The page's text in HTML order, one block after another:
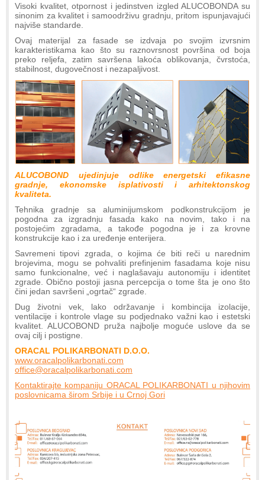
Visoki kvalitet, otpornost i jedinstven izgled ALUCOBONDA su
sinonim za kvalitet i samoodrživu gradnju, pritom ispunjavajući
najviše standarde.
Ovaj materijal za fasade se izdvaja po svojim izvrsnim
karakteristikama kao što su raznovrsnost površina od boja
preko reljefa, zatim savršena lakoća oblikovanja, čvrstoća,
stabilnost, dugovečnost i nezapaljivost.
ALUCOBOND ujedinjuje odlike energetski efikasne
gradnje, ekonomske isplativosti i arhitektonskog
kvaliteta.
Tehnika gradnje sa aluminijumskom podkonstrukcijom je
pogodna za izgradnju fasada kako na novim, tako i na
postojećim zgradama, a takođe pogodna je i za krovne
konstrukcije kao i za uređenje enterijera.
Savremeni tipovi zgrada, o kojima će biti reči u narednim
brojevima, mogu se pohvaliti prefinjenim fasadama koje nisu
samo funkcionalne, već i naglašavaju autonomiju i identitet
zgrade. Obično postoji jasna percepcija o tome šta je ono što
čini jedan savršeni „ogrtač“ zgrade.
Dug životni vek, lako održavanje i kombincija izolacije,
ventilacije i kontrole vlage su podjednako važni kao i estetski
kvalitet. ALUCOBOND pruža najbolje moguće uslove da se
ovaj cilj i postigne.
ORACAL POLIKARBONATI D.O.O.
www.oracalpolikarbonati.com
office@oracalpolikarbonati.com
Kontaktirajte kompaniju ORACAL POLIKARBONATI u njihovim
poslovnicama širom Srbije i u Crnoj Gori